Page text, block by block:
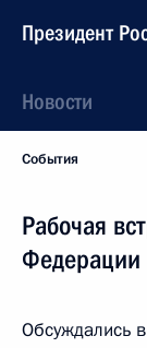
Президент
Новости
События
Рабочая
Федерации
Обсуждались